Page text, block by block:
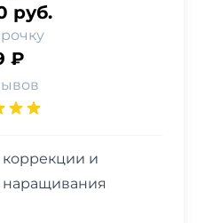
руб.
₽
и